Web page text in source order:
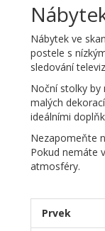
Nábytek ve
postele s
sledování
Noční stolky by
malých
ideálními
Nezapomeňte
Pokud nemáte
atmosféry.
Prvek